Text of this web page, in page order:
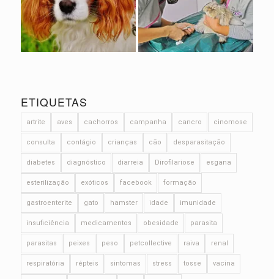
ETIQUETAS
artrite aves cachorros campanha cancro cinomose
consulta contágio crianças cão desparasitação
diabetes diagnóstico diarreia Dirofilariose esgana
esterilização exóticos facebook formação
gastroenterite gato hamster idade imunidade
insuficiência medicamentos obesidade parasita
parasitas peixes peso petcollective raiva renal
respiratória répteis sintomas stress tosse vacina